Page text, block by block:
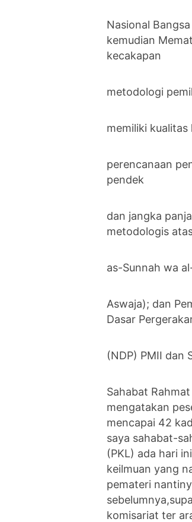
Nasional
kemudian
kecakapan
metodologi
memiliki
perencanaan
pendek
dan jangka
metodologis
as-Sunnah wa
Aswaja); dan
Dasar
(NDP) PMII dan
Sahabat
mengatakan
mencapai 42
saya sahabat-
(PKL) ada hari
keilmuan yang
pemateri
komisariat ter